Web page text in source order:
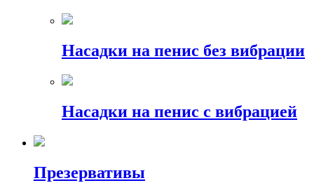
Насадки на пенис без вибрации
Насадки на пенис с вибрацией
Презервативы